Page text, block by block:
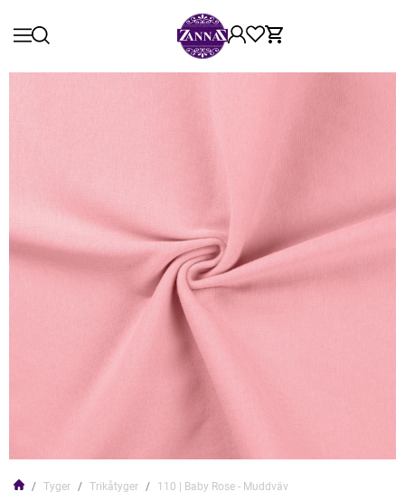
Tyger Trikåtyger 110 | Baby Rose - Muddväv